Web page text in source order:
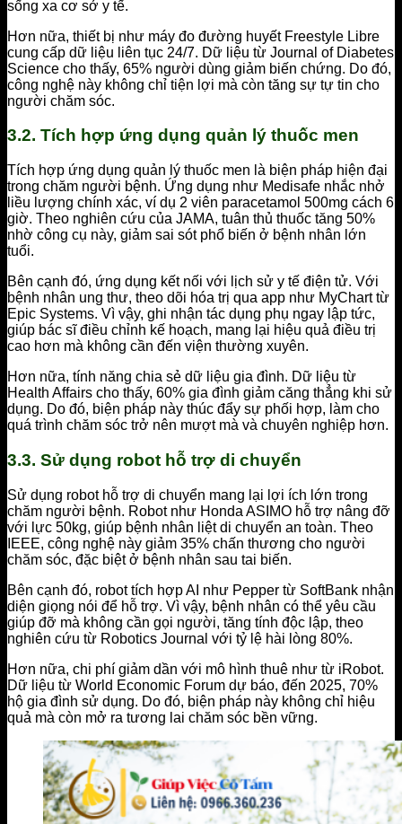
sống xa cơ sở y tế.
Hơn nữa, thiết bị như máy đo đường huyết Freestyle Libre
cung cấp dữ liệu liên tục 24/7. Dữ liệu từ Journal of Diabetes
Science cho thấy, 65% người dùng giảm biến chứng. Do đó,
công nghệ này không chỉ tiện lợi mà còn tăng sự tự tin cho
người chăm sóc.
3.2. Tích hợp ứng dụng quản lý thuốc men
Tích hợp ứng dụng quản lý thuốc men là biện pháp hiện đại
trong chăm người bệnh. Ứng dụng như Medisafe nhắc nhở
liều lượng chính xác, ví dụ 2 viên paracetamol 500mg cách 6
giờ. Theo nghiên cứu của JAMA, tuân thủ thuốc tăng 50%
nhờ công cụ này, giảm sai sót phổ biến ở bệnh nhân lớn
tuổi.
Bên cạnh đó, ứng dụng kết nối với lịch sử y tế điện tử. Với
bệnh nhân ung thư, theo dõi hóa trị qua app như MyChart từ
Epic Systems. Vì vậy, ghi nhận tác dụng phụ ngay lập tức,
giúp bác sĩ điều chỉnh kế hoạch, mang lại hiệu quả điều trị
cao hơn mà không cần đến viện thường xuyên.
Hơn nữa, tính năng chia sẻ dữ liệu gia đình. Dữ liệu từ
Health Affairs cho thấy, 60% gia đình giảm căng thẳng khi sử
dụng. Do đó, biện pháp này thúc đẩy sự phối hợp, làm cho
quá trình chăm sóc trở nên mượt mà và chuyên nghiệp hơn.
3.3. Sử dụng robot hỗ trợ di chuyển
Sử dụng robot hỗ trợ di chuyển mang lại lợi ích lớn trong
chăm người bệnh. Robot như Honda ASIMO hỗ trợ nâng đỡ
với lực 50kg, giúp bệnh nhân liệt di chuyển an toàn. Theo
IEEE, công nghệ này giảm 35% chấn thương cho người
chăm sóc, đặc biệt ở bệnh nhân sau tai biến.
Bên cạnh đó, robot tích hợp AI như Pepper từ SoftBank nhận
diện giọng nói để hỗ trợ. Vì vậy, bệnh nhân có thể yêu cầu
giúp đỡ mà không cần gọi người, tăng tính độc lập, theo
nghiên cứu từ Robotics Journal với tỷ lệ hài lòng 80%.
Hơn nữa, chi phí giảm dần với mô hình thuê như từ iRobot.
Dữ liệu từ World Economic Forum dự báo, đến 2025, 70%
hộ gia đình sử dụng. Do đó, biện pháp này không chỉ hiệu
quả mà còn mở ra tương lai chăm sóc bền vững.